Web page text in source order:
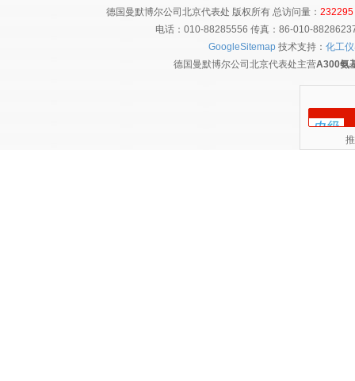
德国曼默博尔公司北京代表处 版权所有 总访问量：232295
电话：010-88285556 传真：86-010-
GoogleSitemap 技术支持：化工
德国曼默博尔公司北京代表处主营A300氨